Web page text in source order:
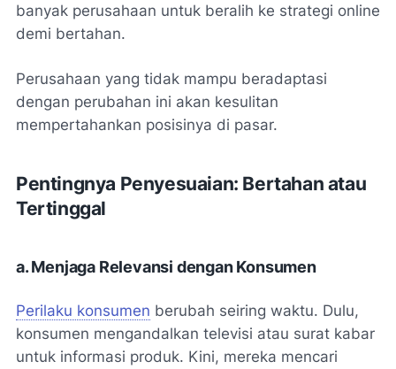
banyak perusahaan untuk beralih ke strategi online
demi bertahan.
Perusahaan yang tidak mampu beradaptasi
dengan perubahan ini akan kesulitan
mempertahankan posisinya di pasar.
Pentingnya Penyesuaian: Bertahan atau
Tertinggal
a. Menjaga Relevansi dengan Konsumen
Perilaku konsumen berubah seiring waktu. Dulu,
konsumen mengandalkan televisi atau surat kabar
untuk informasi produk. Kini, mereka mencari